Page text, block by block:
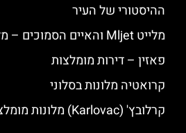
ההיסטורי של העיר
מלייט Mljet והאיים הסמוכים – מלונות מומלצים
פאזין – דירות מומלצות
קרואטיה מלונות בסלוני
קרלובץ' (Karlovac) מלונות מומלצים